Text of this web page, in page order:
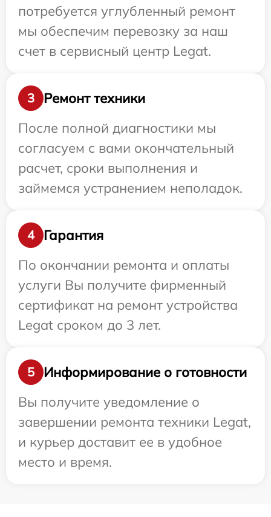
потребуется углубленный ремонт
мы обеспечим перевозку за наш
счет в сервисный центр Legat.
3
Ремонт техники
После полной диагностики мы
согласуем с вами окончательный
расчет, сроки выполнения и
займемся устранением неполадок.
4
Гарантия
По окончании ремонта и оплаты
услуги Вы получите фирменный
сертификат на ремонт устройства
Legat сроком до 3 лет.
5
Информирование о готовности
Вы получите уведомление о
завершении ремонта техники Legat,
и курьер доставит ее в удобное
место и время.